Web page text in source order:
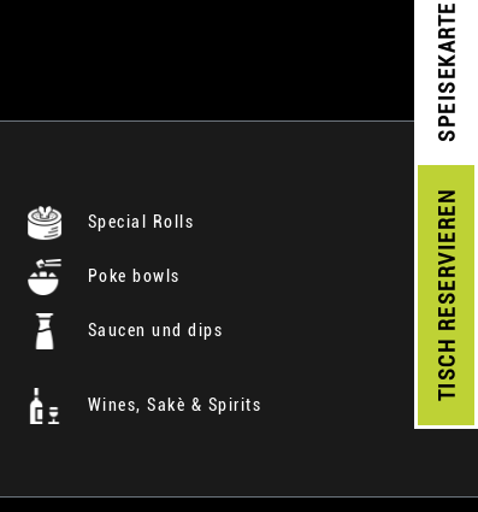
TISCH
RESERVIEREN
SPEISEKARTE
Special Rolls
Poke bowls
Saucen und dips
Wines, Sakè & Spirits